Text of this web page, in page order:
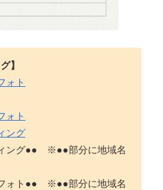
】
ォト
ォト
ング
ング●● ※●●部分に地域名
ォト●● ※●●部分に地域名